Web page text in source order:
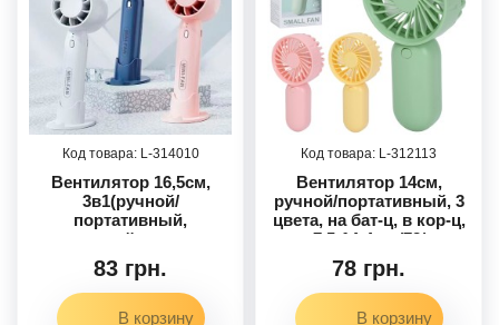
314010
Вентилятор 16,5см,
3в1(ручной/
портативный,
настольный, подставка
для телефона), 3
режима, акум.,
USBзарядное, 3 цвета, в
кор-це, 6-16-5,5см /72/
83 грн.
312113
Вентилятор 14см,
ручной/портативный, 3
цвета, на бат-ц, в кор-ц,
7,5-14-4см /72/
78 грн.